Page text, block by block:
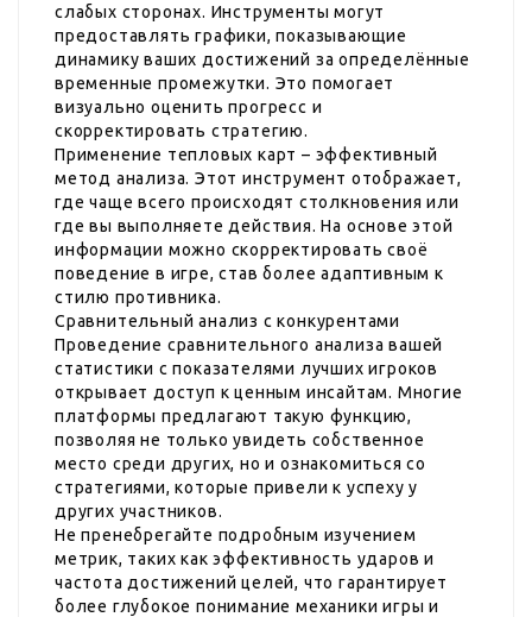
слабых сторонах. Инструменты могут
предоставлять графики, показывающие
динамику ваших достижений за определённые
временные промежутки. Это помогает
визуально оценить прогресс и
скорректировать стратегию.
Применение тепловых карт – эффективный
метод анализа. Этот инструмент отображает,
где чаще всего происходят столкновения или
где вы выполняете действия. На основе этой
информации можно скорректировать своё
поведение в игре, став более адаптивным к
стилю противника.
Сравнительный анализ с конкурентами
Проведение сравнительного анализа вашей
статистики с показателями лучших игроков
открывает доступ к ценным инсайтам. Многие
платформы предлагают такую функцию,
позволяя не только увидеть собственное
место среди других, но и ознакомиться со
стратегиями, которые привели к успеху у
других участников.
Не пренебрегайте подробным изучением
метрик, таких как эффективность ударов и
частота достижений целей, что гарантирует
более глубокое понимание механики игры и